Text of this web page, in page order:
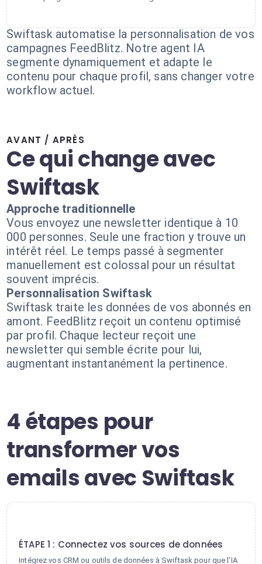
Swiftask automatise la personnalisation de vos
campagnes FeedBlitz. Notre agent IA
segmente dynamiquement et adapte le
contenu pour chaque profil, sans changer votre
workflow actuel.
AVANT / APRÈS
Ce qui change avec
Swiftask
Approche traditionnelle
Vous envoyez une newsletter identique à 10
000 personnes. Seule une fraction y trouve un
intérêt réel. Le temps passé à segmenter
manuellement est colossal pour un résultat
souvent imprécis.
Personnalisation Swiftask
Swiftask traite les données de vos abonnés en
amont. FeedBlitz reçoit un contenu optimisé
par profil. Chaque lecteur reçoit une
newsletter qui semble écrite pour lui,
augmentant instantanément la pertinence.
4 étapes pour
transformer vos
emails avec Swiftask
ÉTAPE 1 : Connectez vos sources de données
Intégrez vos CRM ou outils de données à Swiftask pour que l'IA